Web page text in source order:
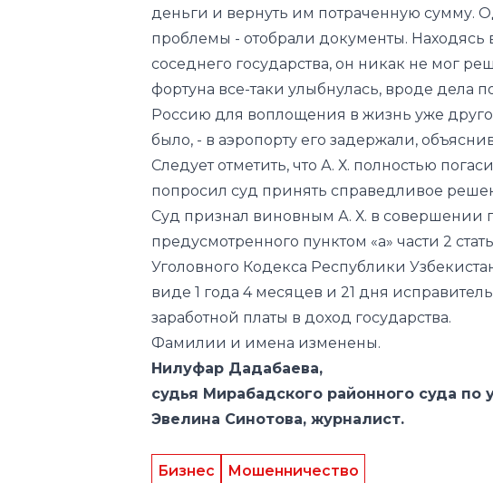
фортуна все-таки улыбнулась, вроде дела
Россию для воплощения в жизнь уже
было, - в аэропорту его задержали,
Следует отметить, что А. Х. полностью
попросил суд принять справедливое
Суд признал виновным А. Х. в совершении
предусмотренного пунктом «а» части 2
Уголовного Кодекса Республики
виде 1 года 4 месяцев и 21 дня
заработной платы в доход государства.
Фамилии и имена изменены.
Нилуфар Дадабаева,
судья Мирабадского районного суда по
Эвелина Синотова, журналист.
Бизнес Мошенничество